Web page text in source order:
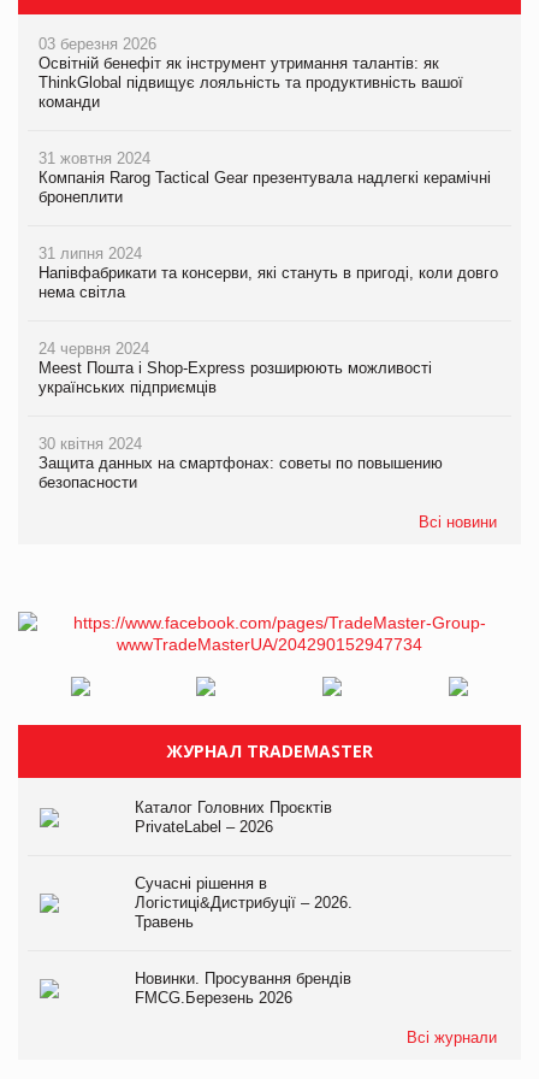
03 березня 2026
Освітній бенефіт як інструмент утримання талантів: як
ThinkGlobal підвищує лояльність та продуктивність вашої
команди
31 жовтня 2024
Компанія Rarog Tactical Gear презентувала надлегкі керамічні
бронеплити
31 липня 2024
Напівфабрикати та консерви, які стануть в пригоді, коли довго
нема світла
24 червня 2024
Meest Пошта і Shop-Express розширюють можливості
українських підприємців
30 квітня 2024
Защита данных на смартфонах: советы по повышению
безопасности
Всі новини
ЖУРНАЛ TRADEMASTER
Каталог Головних Проєктів
PrivateLabel – 2026
Сучасні рішення в
Логістиці&Дистрибуції – 2026.
Травень
Новинки. Просування брендів
FMCG.Березень 2026
Всі журнали